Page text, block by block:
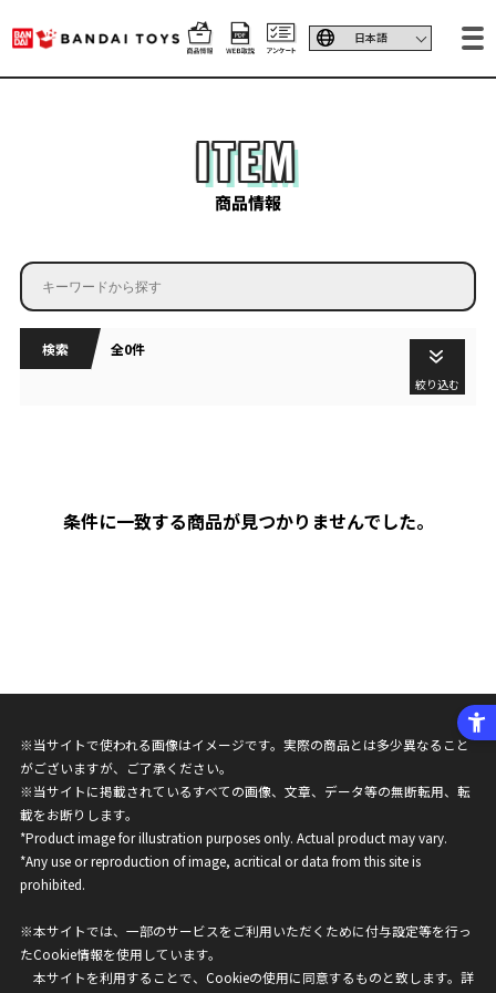
ITEM
商品情報
検索 全0件
絞り込む
条件に一致する商品が見つかりませんでした。
※当サイトで使われる画像はイメージです。実際の商品とは多少異なること
がございますが、ご了承ください。
※当サイトに掲載されているすべての画像、文章、データ等の無断転用、転
載をお断りします。
*Product image for illustration purposes only. Actual product may vary.
*Any use or reproduction of image, acritical or data from this site is
prohibited.
※本サイトでは、一部のサービスをご利用いただくために付与設定等を行っ
たCookie情報を使用しています。
本サイトを利用することで、Cookieの使用に同意するものと致します。詳